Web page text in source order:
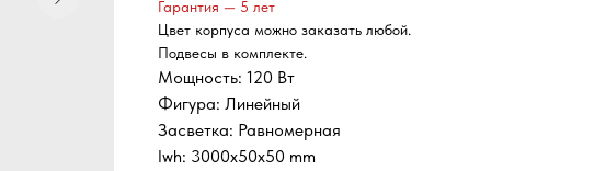
Гарантия — 5 лет
Цвет корпуса можно заказать любой.
Подвесы в комплекте.
Мощность: 120 Вт
Фигура: Линейный
Засветка: Равномерная
lwh: 3000x50x50 mm